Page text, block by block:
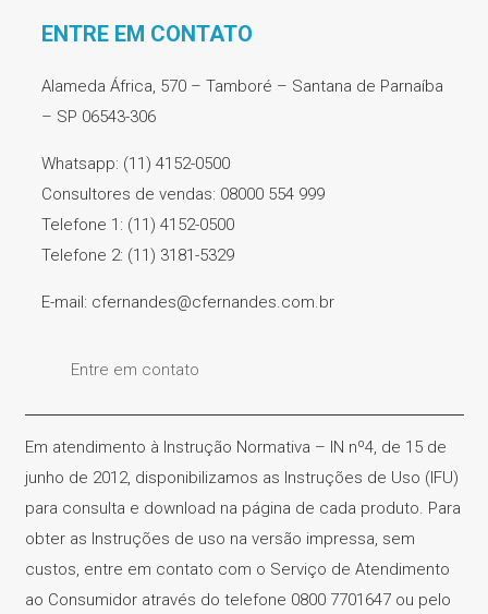
ENTRE EM CONTATO
Alameda África, 570 – Tamboré – Santana de Parnaíba
– SP 06543-306
Whatsapp: (11) 4152-0500
Consultores de vendas: 08000 554 999
Telefone 1: (11) 4152-0500
Telefone 2: (11) 3181-5329
E-mail: cfernandes@cfernandes.com.br
Entre em contato
Em atendimento à Instrução Normativa – IN nº4, de 15 de
junho de 2012, disponibilizamos as Instruções de Uso (IFU)
para consulta e download na página de cada produto. Para
obter as Instruções de uso na versão impressa, sem
custos, entre em contato com o Serviço de Atendimento
ao Consumidor através do telefone 0800 7701647 ou pelo